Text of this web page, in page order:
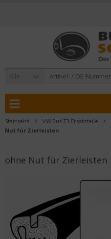
Alle
Startseite VW Bus T3 Ersatzteile
Nut für Zierleisten
ohne Nut für Zierleisten